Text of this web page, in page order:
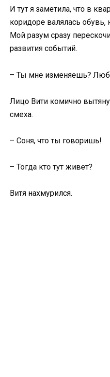
И тут я заметила, что в
коридоре валялась
Мой разум сразу
развития событий.
– Ты мне изменяешь?
Лицо Вити комично
смеха.
– Соня, что ты говоришь!
– Тогда кто тут живет?
Витя нахмурился.